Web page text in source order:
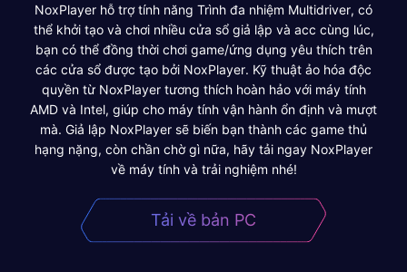
NoxPlayer hỗ trợ tính năng Trình đa nhiệm Multidriver, có
thể khởi tạo và chơi nhiều cửa sổ giả lập và acc cùng lúc,
bạn có thể đồng thời chơi game/ứng dụng yêu thích trên
các cửa sổ được tạo bởi NoxPlayer. Kỹ thuật ảo hóa độc
quyền từ NoxPlayer tương thích hoàn hảo với máy tính
AMD và Intel, giúp cho máy tính vận hành ổn định và mượt
mà. Giả lập NoxPlayer sẽ biến bạn thành các game thủ
hạng nặng, còn chần chờ gì nữa, hãy tải ngay NoxPlayer
về máy tính và trải nghiệm nhé!
Tải về bản PC